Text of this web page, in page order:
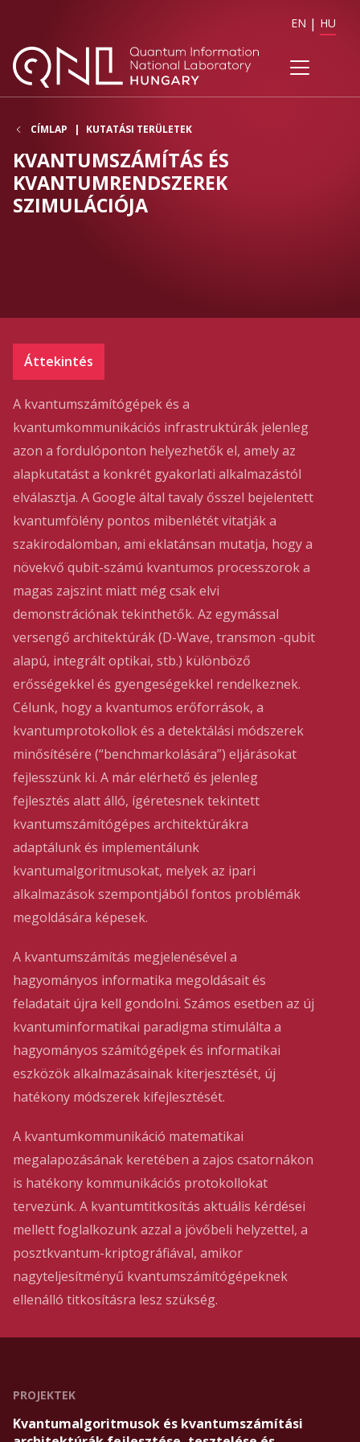
EN HU
CÍMLAP KUTATÁSI TERÜLETEK
KVANTUMSZÁMÍTÁS ÉS
KVANTUMRENDSZEREK
SZIMULÁCIÓJA
Áttekintés
A kvantumszámítógépek és a
kvantumkommunikációs infrastruktúrák jelenleg
azon a fordulóponton helyezhetők el, amely az
alapkutatást a konkrét gyakorlati alkalmazástól
elválasztja. A Google által tavaly ősszel bejelentett
kvantumfölény pontos mibenlétét vitatják a
szakirodalomban, ami eklatánsan mutatja, hogy a
növekvő qubit-számú kvantumos processzorok a
magas zajszint miatt még csak elvi
demonstrációnak tekinthetők. Az egymással
versengő architektúrák (D-Wave, transmon -qubit
alapú, integrált optikai, stb.) különböző
erősségekkel és gyengeségekkel rendelkeznek.
Célunk, hogy a kvantumos erőforrások, a
kvantumprotokollok és a detektálási módszerek
minősítésére (“benchmarkolására”) eljárásokat
fejlesszünk ki. A már elérhető és jelenleg
fejlesztés alatt álló, ígéretesnek tekintett
kvantumszámítógépes architektúrákra
adaptálunk és implementálunk
kvantumalgoritmusokat, melyek az ipari
alkalmazások szempontjából fontos problémák
megoldására képesek.
A kvantumszámítás megjelenésével a
hagyományos informatika megoldásait és
feladatait újra kell gondolni. Számos esetben az új
kvantuminformatikai paradigma stimulálta a
hagyományos számítógépek és informatikai
eszközök alkalmazásainak kiterjesztését, új
hatékony módszerek kifejlesztését.
A kvantumkommunikáció matematikai
megalapozásának keretében a zajos csatornákon
is hatékony kommunikációs protokollokat
tervezünk. A kvantumtitkosítás aktuális kérdései
mellett foglalkozunk azzal a jövőbeli helyzettel, a
posztkvantum-kriptográfiával, amikor
nagyteljesítményű kvantumszámítógépeknek
ellenálló titkosításra lesz szükség.
PROJEKTEK
Kvantumalgoritmusok és kvantumszámítási